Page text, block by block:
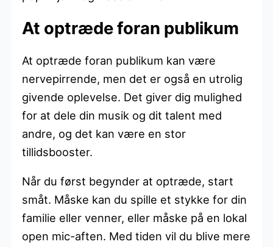
At optræde foran publikum
At optræde foran publikum kan være
nervepirrende, men det er også en utrolig
givende oplevelse. Det giver dig mulighed
for at dele din musik og dit talent med
andre, og det kan være en stor
tillidsbooster.
Når du først begynder at optræde, start
småt. Måske kan du spille et stykke for din
familie eller venner, eller måske på en lokal
open mic-aften. Med tiden vil du blive mere